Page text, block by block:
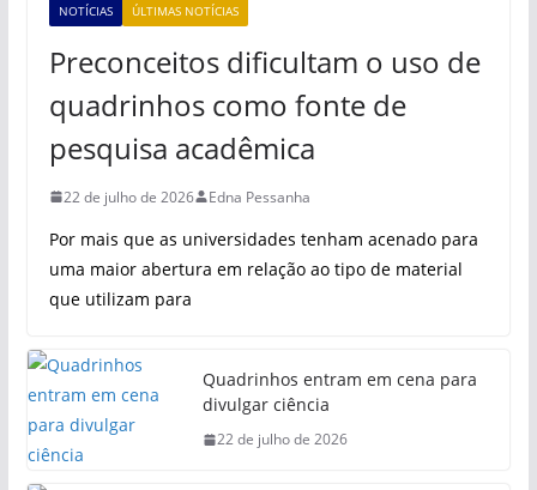
NOTÍCIAS ÚLTIMAS NOTÍCIAS
Preconceitos dificultam o uso de
quadrinhos como fonte de
pesquisa acadêmica
22 de julho de 2026 Edna Pessanha
Por mais que as universidades tenham acenado para
uma maior abertura em relação ao tipo de material
que utilizam para
Quadrinhos entram em cena para
divulgar ciência
22 de julho de 2026